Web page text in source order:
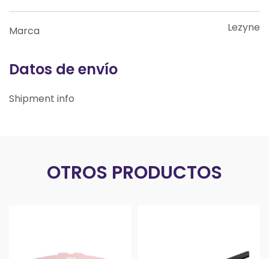
Marca Lezyne
Datos de envío
Shipment info
OTROS PRODUCTOS